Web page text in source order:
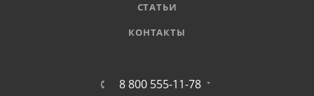
СТАТЬИ
КОНТАКТЫ
8 800 555-11-78